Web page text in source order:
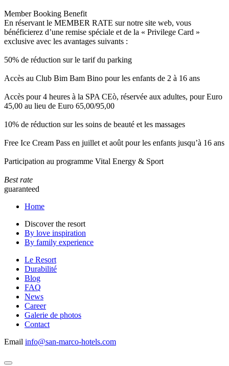
Member Booking Benefit
En réservant le MEMBER RATE sur notre site web, vous
bénéficierez d’une remise spéciale et de la « Privilege Card »
exclusive avec les avantages suivants :
50% de réduction sur le tarif du parking
Accès au Club Bim Bam Bino pour les enfants de 2 à 16 ans
Accès pour 4 heures à la SPA CEò, réservée aux adultes, pour Euro
45,00 au lieu de Euro 65,00/95,00
10% de réduction sur les soins de beauté et les massages
Free Ice Cream Pass en juillet et août pour les enfants jusqu’à 16 ans
Participation au programme Vital Energy & Sport
Best rate
guaranteed
Home
Discover the resort
By love inspiration
By family experience
Le Resort
Durabilité
Blog
FAQ
News
Career
Galerie de photos
Contact
Email info@san-marco-hotels.com